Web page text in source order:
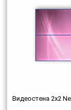
Видеостена 2x2